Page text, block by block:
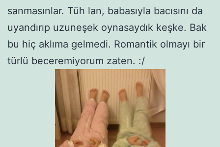
sanmasınlar. Tüh lan, babasıyla bacısını da
uyandırıp uzuneşek oynasaydık keşke. Bak
bu hiç aklıma gelmedi. Romantik olmayı bir
türlü beceremiyorum zaten. :/